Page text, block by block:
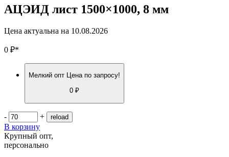
АЦЭИД лист 1500×1000, 8 мм
Цена актуальна на 10.08.2026
0 ₽*
Мелкий опт Цена по запросу!
0 ₽
-
+
В корзину
Крупный опт,
персонально